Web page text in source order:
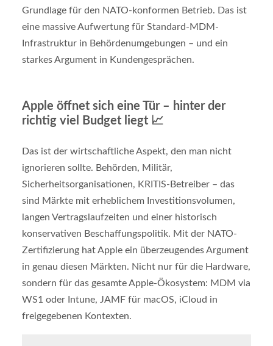
Grundlage für den NATO-konformen Betrieb. Das ist
eine massive Aufwertung für Standard-MDM-
Infrastruktur in Behördenumgebungen – und ein
starkes Argument in Kundengesprächen.
Apple öffnet sich eine Tür – hinter der
richtig viel Budget liegt 📈
Das ist der wirtschaftliche Aspekt, den man nicht
ignorieren sollte. Behörden, Militär,
Sicherheitsorganisationen, KRITIS-Betreiber – das
sind Märkte mit erheblichem Investitionsvolumen,
langen Vertragslaufzeiten und einer historisch
konservativen Beschaffungspolitik. Mit der NATO-
Zertifizierung hat Apple ein überzeugendes Argument
in genau diesen Märkten. Nicht nur für die Hardware,
sondern für das gesamte Apple-Ökosystem: MDM via
WS1 oder Intune, JAMF für macOS, iCloud in
freigegebenen Kontexten.